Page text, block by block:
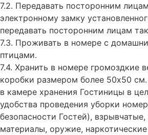
7.2. Передавать посторонним
электронному замку
передавать посторонним лицам
7.3. Проживать в номере с
птицами.
7.4. Хранить в номере громоздкие
коробки размером более 50х50
в камере хранения Гостиницы в
удобства проведения уборки
безопасности Гостей),
материалы, оружие,